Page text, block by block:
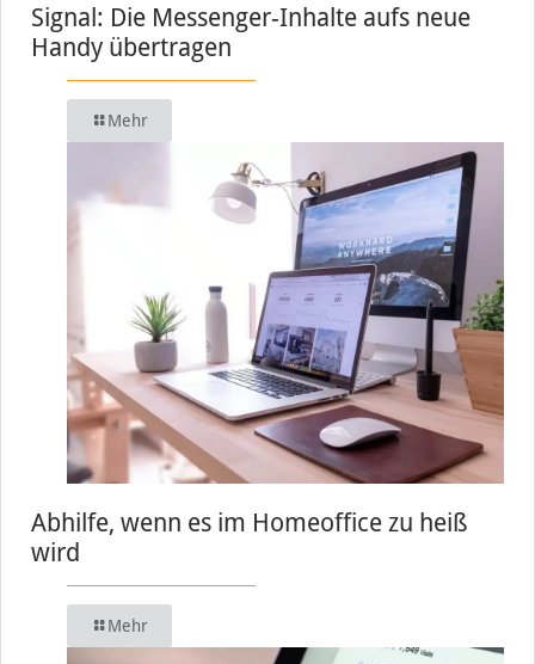
Signal: Die Messenger-Inhalte aufs neue
Handy übertragen
Mehr
Abhilfe, wenn es im Homeoffice zu heiß
wird
Mehr